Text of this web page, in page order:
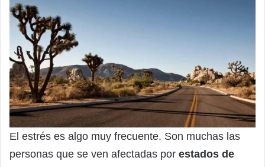
El estrés es algo muy frecuente. Son muchas las
personas que se ven afectadas por estados de